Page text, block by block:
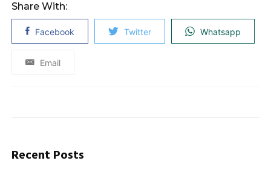
Share With:
Facebook Twitter Whatsapp
Email
Recent Posts